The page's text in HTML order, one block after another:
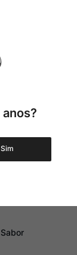
Graduação Alcóolica
Amadurecimento
Sabor
Sim